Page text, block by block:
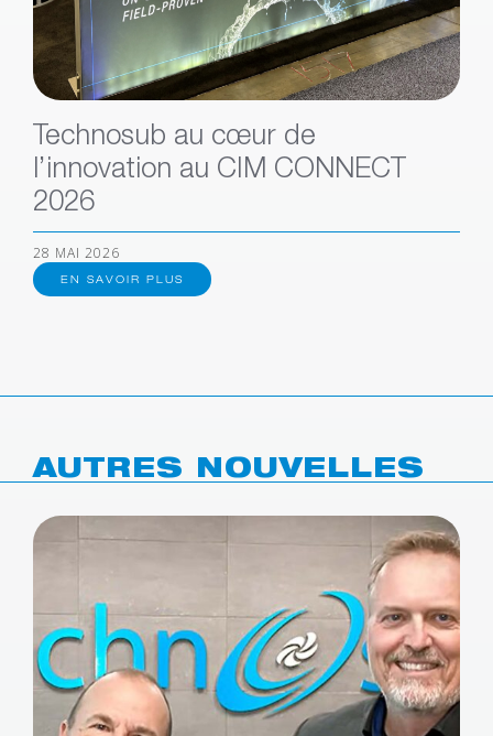
Technosub au cœur de
l’innovation au CIM CONNECT
2026
28 MAI 2026
EN SAVOIR PLUS
AUTRES NOUVELLES